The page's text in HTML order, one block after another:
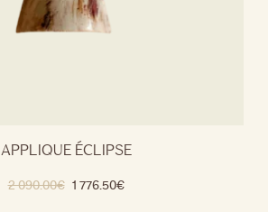
APPLIQUE ÉCLIPSE
2 090.00€ 1 776.50€